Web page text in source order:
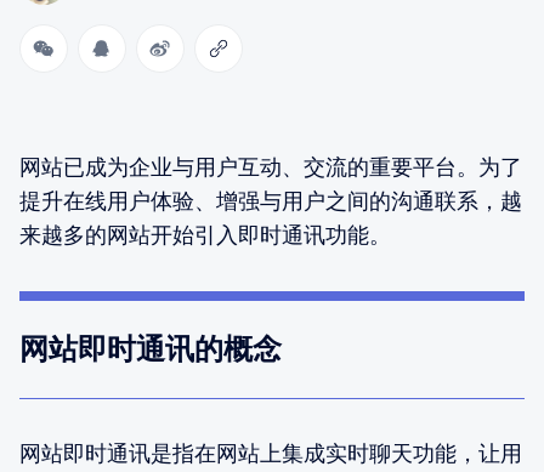
网站已成为企业与用户互动、交流的重要平台。为了
提升在线用户体验、增强与用户之间的沟通联系，越
来越多的网站开始引入即时通讯功能。
网站即时通讯的概念
网站即时通讯是指在网站上集成实时聊天功能，让用